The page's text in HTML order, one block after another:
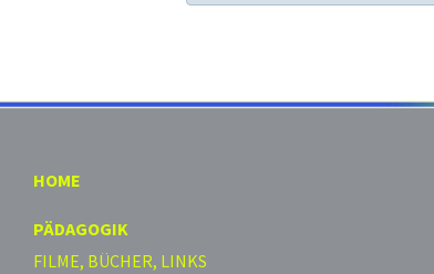
HOME
PÄDAGOGIK
FILME, BÜCHER, LINKS